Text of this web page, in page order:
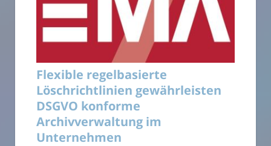
Flexible regelbasierte
Löschrichtlinien gewährleisten
DSGVO konforme
Archivverwaltung im
Unternehmen